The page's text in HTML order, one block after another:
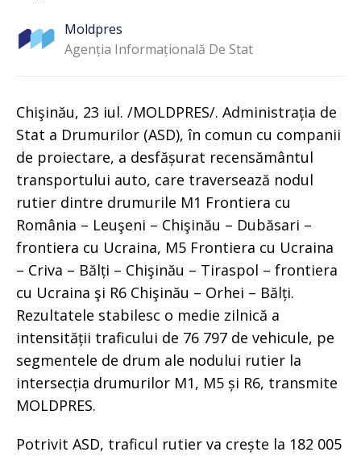
Moldpres
Agenția Informațională De Stat
Chişinău, 23 iul. /MOLDPRES/. Administrația de
Stat a Drumurilor (ASD), în comun cu companii
de proiectare, a desfășurat recensământul
transportului auto, care traversează nodul
rutier dintre drumurile M1 Frontiera cu
România – Leuşeni – Chişinău – Dubăsari –
frontiera cu Ucraina, M5 Frontiera cu Ucraina
– Criva – Bălți – Chişinău – Tiraspol – frontiera
cu Ucraina şi R6 Chişinău – Orhei – Bălți.
Rezultatele stabilesc o medie zilnică a
intensității traficului de 76 797 de vehicule, pe
segmentele de drum ale nodului rutier la
intersecția drumurilor M1, M5 și R6, transmite
MOLDPRES.
Potrivit ASD, traficul rutier va crește la 182 005